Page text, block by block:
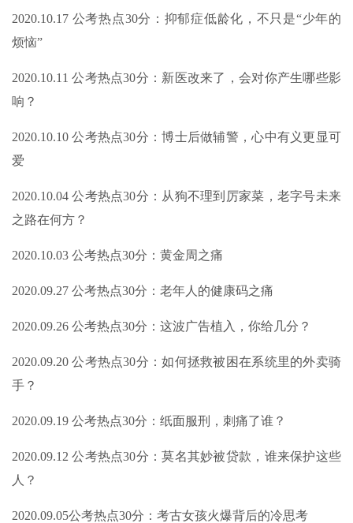
2020.10.17 公考热点30分：抑郁症低龄化，不只是“少年的
烦恼”
2020.10.11 公考热点30分：新医改来了，会对你产生哪些影
响？
2020.10.10 公考热点30分：博士后做辅警，心中有义更显可
爱
2020.10.04 公考热点30分：从狗不理到厉家菜，老字号未来
之路在何方？
2020.10.03 公考热点30分：黄金周之痛
2020.09.27 公考热点30分：老年人的健康码之痛
2020.09.26 公考热点30分：这波广告植入，你给几分？
2020.09.20 公考热点30分：如何拯救被困在系统里的外卖骑
手？
2020.09.19 公考热点30分：纸面服刑，刺痛了谁？
2020.09.12 公考热点30分：莫名其妙被贷款，谁来保护这些
人？
2020.09.05公考热点30分：考古女孩火爆背后的冷思考